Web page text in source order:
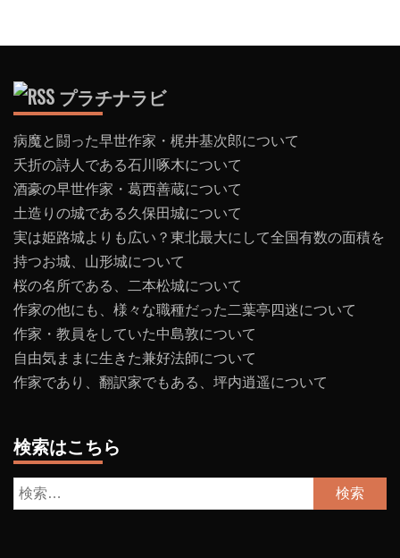
プラチナラビ
病魔と闘った早世作家・梶井基次郎について
夭折の詩人である石川啄木について
酒豪の早世作家・葛西善蔵について
土造りの城である久保田城について
実は姫路城よりも広い？東北最大にして全国有数の面積を
持つお城、山形城について
桜の名所である、二本松城について
作家の他にも、様々な職種だった二葉亭四迷について
作家・教員をしていた中島敦について
自由気ままに生きた兼好法師について
作家であり、翻訳家でもある、坪内逍遥について
検索はこちら
検
索: